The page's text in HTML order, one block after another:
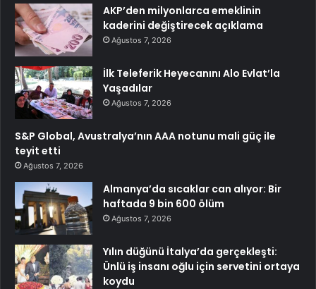
AKP’den milyonlarca emeklinin
kaderini değiştirecek açıklama
Ağustos 7, 2026
İlk Teleferik Heyecanını Alo Evlat’la
Yaşadılar
Ağustos 7, 2026
S&P Global, Avustralya’nın AAA notunu mali güç ile
teyit etti
Ağustos 7, 2026
Almanya’da sıcaklar can alıyor: Bir
haftada 9 bin 600 ölüm
Ağustos 7, 2026
Yılın düğünü İtalya’da gerçekleşti:
Ünlü iş insanı oğlu için servetini ortaya
koydu